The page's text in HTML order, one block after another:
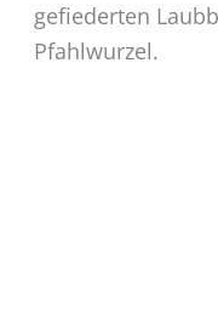
gefiederten
Pfahlwurzel.